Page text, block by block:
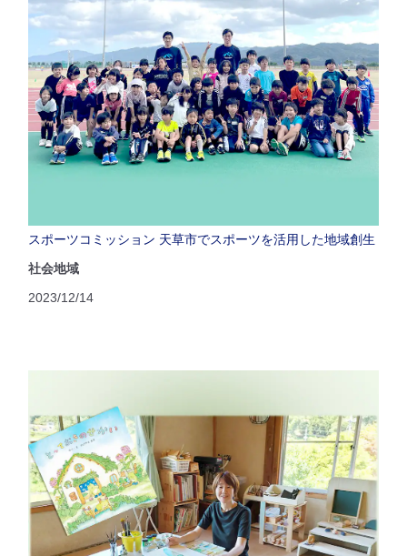
スポーツコミッション 天草市でスポーツを活用した地域創生
社会地域
2023/12/14